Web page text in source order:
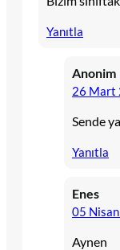
Yanıtla
Anonim
26 Mart
Sende
Yanıtla
Enes
05
Aynen